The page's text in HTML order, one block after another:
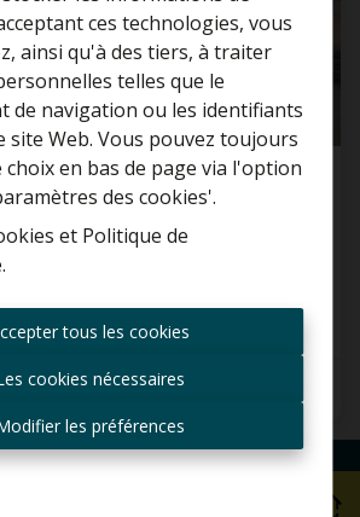
ces technologies, vous
ainsi qu'à des tiers, à traiter
telles que le
de navigation ou les identifiants
site Web. Vous pouvez toujours
en bas de page via l'option
des cookies'.
et Politique de
.
tous les cookies
cookies nécessaires
les préférences
m²
de connaître la
de votre maison ?
Estimation gratuite
être le premier
des nouvelles
offres ?
mail